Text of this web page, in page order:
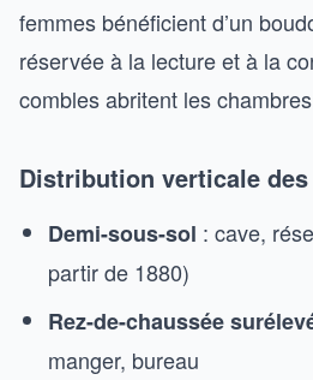
femmes bénéficient d’un
réservée à la lecture et à la
combles abritent les
Distribution verticale des
Demi-sous-sol : cave,
partir de 1880)
Rez-de-chaussée
manger, bureau